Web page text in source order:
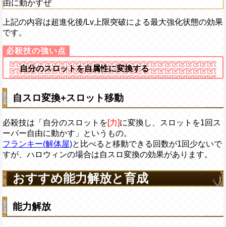
由に動かすぜ
上記の内容は超進化後/Lv上限突破による最大強化状態の効果
です。
自分のスロットを自属性に変換する
自スロ変換+スロット移動
必殺技は「自分のスロットを[力]に変換し、スロットを1回ス
ーパー自由に動かす」というもの。
フランキー(解体屋)と比べると移動できる回数が1回少ないで
すが、ハロウィンの場合は自スロ変換の効果があります。
おすすめ能力解放と育成
能力解放